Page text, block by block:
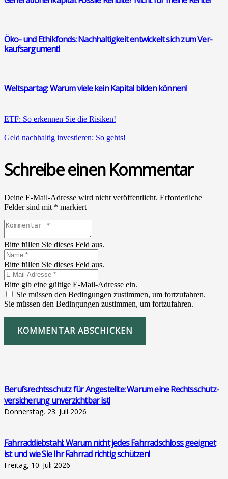
Öko- und Ethik­fonds: Nach­hal­tig­keit ent­wi­ckelt sich zum Ver­
kaufs­ar­gu­ment!
Welt­spar­tag: War­um vie­le kein Kapi­tal bil­den kön­nen!
ETF: So erken­nen Sie die Risi­ken!
Geld nach­hal­tig inves­tie­ren: So gehts!
Schreibe einen Kommentar
Deine E-Mail-Adresse wird nicht veröffentlicht. Erforderliche
Felder sind mit * markiert
Bitte füllen Sie dieses Feld aus.
Bitte füllen Sie dieses Feld aus.
Bitte gib eine gültige E-Mail-Adresse ein.
Sie müssen den Bedingungen zustimmen, um fortzufahren.
Sie müssen den Bedingungen zustimmen, um fortzufahren.
KOMMENTAR ABSCHICKEN
Berufs­rechts­schutz für Ange­stell­te: War­um eine Rechts­schutz­
ver­si­che­rung unver­zicht­bar ist!
Donnerstag, 23. Juli 2026
Fahr­rad­dieb­stahl: War­um nicht jedes Fahr­rad­schloss geeig­net
ist und wie Sie Ihr Fahr­rad rich­tig schüt­zen!
Freitag, 10. Juli 2026